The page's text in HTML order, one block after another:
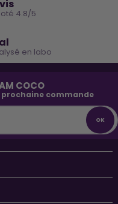
4.8/5
en labo
COCO
commande